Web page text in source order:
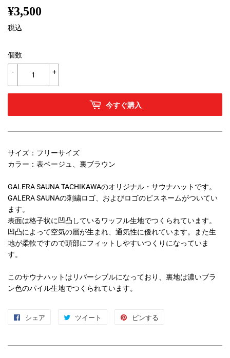
¥3,500
税込
個数
+
-
今すぐ購入
サイズ：フリーサイズ
カラー：表ベージュ、裏ブラウン
GALERA SAUNA TACHIKAWAのオリジナル・サウナハットです。
GALERA SAUNAの刺繍ロゴ、およびロゴのピスネームがついてい
ます。
表面は格子状に凹凸しているワッフル生地でつくられています。
凹凸によって空気の層が生まれ、通気性に優れています。また生
地が柔軟ですので頭部にフィットしやすいつくりになっていま
す。
このサウナハットはリバーシブルになっており、裏地は濃いブラ
ン色のパイル生地でつくられています。
シェア
Facebook
シ
ツイート
Twitter
投
ピンする
ピ